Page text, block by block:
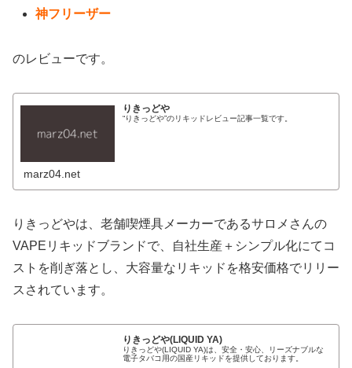
神フリーザー
のレビューです。
りきっどや
“りきっどや”のリキッドレビュー記事一覧です。
marz04.net
りきっどやは、老舗喫煙具メーカーであるサロメさんの
VAPEリキッドブランドで、自社生産＋シンプル化にてコ
ストを削ぎ落とし、大容量なリキッドを格安価格でリリー
スされています。
りきっどや(LIQUID YA)
りきっどや(LIQUID YA)は、安全・安心、リーズナブルな
電子タバコ用の国産リキッドを提供しております。